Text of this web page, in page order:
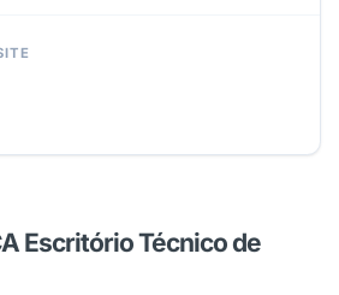
Escritório Técnico de